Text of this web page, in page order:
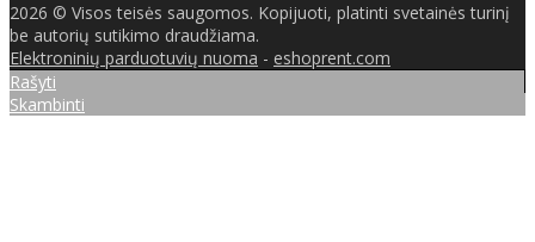
2026 © Visos teisės saugomos. Kopijuoti, platinti svetainės turinį
be autorių sutikimo draudžiama.
Elektroninių parduotuvių nuoma - eshoprent.com
Rašyti
Skambinti